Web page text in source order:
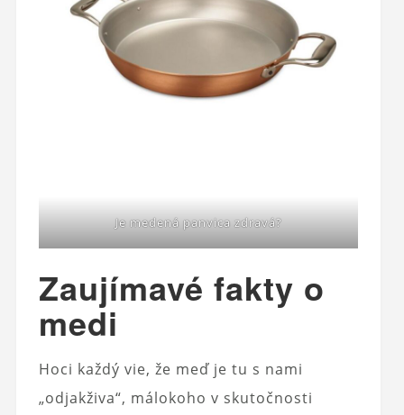
Je medená panvica zdravá?
Zaujímavé fakty o
medi
Hoci každý vie, že meď je tu s nami
„odjakživa“, málokoho v skutočnosti